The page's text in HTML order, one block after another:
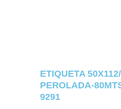
ETIQUETA
PEROLADA-
9291